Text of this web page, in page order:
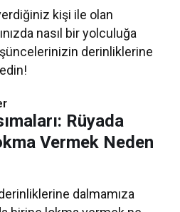
kişi ile olan
nasıl bir yolculuğa
derinliklerine
Rüyada
Vermek Neden
dalmamıza